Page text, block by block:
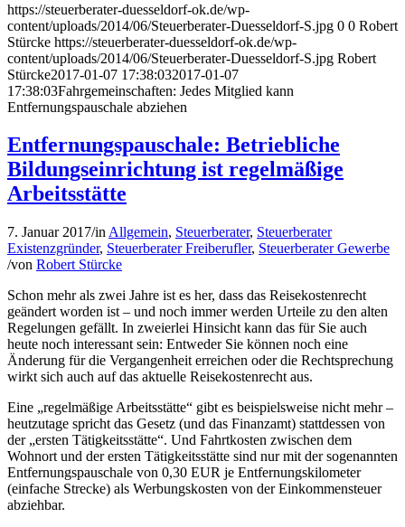
https://steuerberater-duesseldorf-ok.de/wp-
content/uploads/2014/06/Steuerberater-Duesseldorf-S.jpg 0 0 Robert
Stürcke https://steuerberater-duesseldorf-ok.de/wp-
content/uploads/2014/06/Steuerberater-Duesseldorf-S.jpg Robert
Stürcke2017-01-07 17:38:032017-01-07
17:38:03Fahrgemeinschaften: Jedes Mitglied kann
Entfernungspauschale abziehen
Entfernungspauschale: Betriebliche
Bildungseinrichtung ist regelmäßige
Arbeitsstätte
7. Januar 2017/in Allgemein, Steuerberater, Steuerberater
Existenzgründer, Steuerberater Freiberufler, Steuerberater Gewerbe
/von Robert Stürcke
Schon mehr als zwei Jahre ist es her, dass das Reisekostenrecht
geändert worden ist – und noch immer werden Urteile zu den alten
Regelungen gefällt. In zweierlei Hinsicht kann das für Sie auch
heute noch interessant sein: Entweder Sie können noch eine
Änderung für die Vergangenheit erreichen oder die Rechtsprechung
wirkt sich auch auf das aktuelle Reisekostenrecht aus.
Eine „regelmäßige Arbeitsstätte“ gibt es beispielsweise nicht mehr –
heutzutage spricht das Gesetz (und das Finanzamt) stattdessen von
der „ersten Tätigkeitsstätte“. Und Fahrtkosten zwischen dem
Wohnort und der ersten Tätigkeitsstätte sind nur mit der sogenannten
Entfernungspauschale von 0,30 EUR je Entfernungskilometer
(einfache Strecke) als Werbungskosten von der Einkommensteuer
abziehbar.